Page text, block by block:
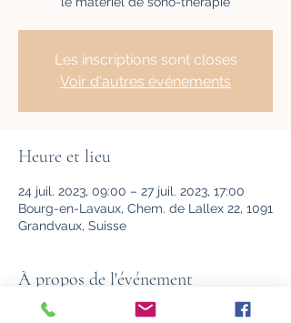
Les inscriptions sont closes
Voir d'autres événements
Heure et lieu
24 juil. 2023, 09:00 – 27 juil. 2023, 17:00
Bourg-en-Lavaux, Chem. de Lallex 22, 1091
Grandvaux, Suisse
À propos de l'événement
Sous cette forme elle se déroule sur 4